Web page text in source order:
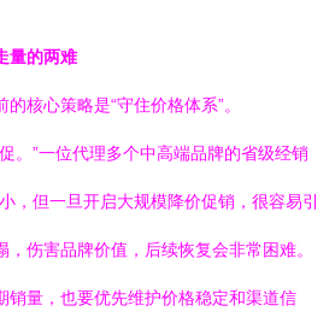
量的两难
核心策略是“守住价格体系”。
。”一位代理多个中高端品牌的省级经销
，但一旦开启大规模降价促销，很容易引
伤害品牌价值，后续恢复会非常困难。
销量，也要优先维护价格稳定和渠道信